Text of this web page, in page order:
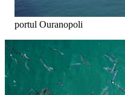
portul Ouranopoli